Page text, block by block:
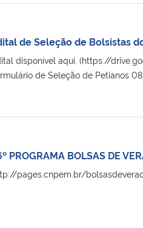
de Seleção de Bolsistas
disponível aqui. (https://
de Seleção de Petianos
PROGRAMA BOLSAS DE
pages.cnpem.br/